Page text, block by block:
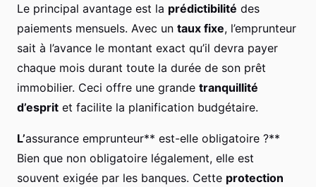
Le principal avantage est la prédictibilité des
paiements mensuels. Avec un taux fixe, l’emprunteur
sait à l’avance le montant exact qu’il devra payer
chaque mois durant toute la durée de son prêt
immobilier. Ceci offre une grande tranquillité
d’esprit et facilite la planification budgétaire.
L’assurance emprunteur** est-elle obligatoire ?**
Bien que non obligatoire légalement, elle est
souvent exigée par les banques. Cette protection